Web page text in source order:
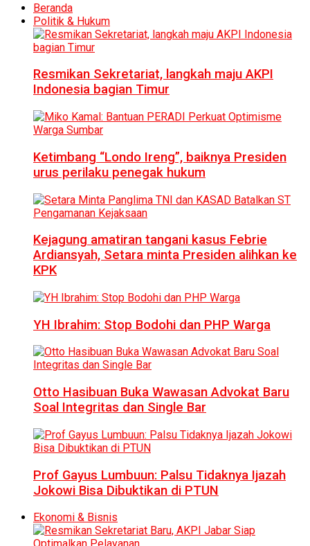
Beranda
Politik & Hukum
Resmikan Sekretariat, langkah maju AKPI
Indonesia bagian Timur
Ketimbang “Londo Ireng”, baiknya Presiden
urus perilaku penegak hukum
Kejagung amatiran tangani kasus Febrie
Ardiansyah, Setara minta Presiden alihkan ke
KPK
YH Ibrahim: Stop Bodohi dan PHP Warga
Otto Hasibuan Buka Wawasan Advokat Baru
Soal Integritas dan Single Bar
Prof Gayus Lumbuun: Palsu Tidaknya Ijazah
Jokowi Bisa Dibuktikan di PTUN
Ekonomi & Bisnis